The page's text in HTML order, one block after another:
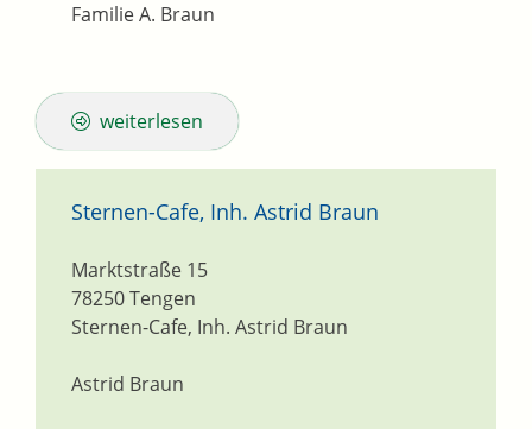
Familie A. Braun
weiterlesen
Sternen-Cafe, Inh. Astrid Braun
Sternen-Cafe, Inh. Astrid Braun
Marktstraße 15
78250Tengen
Astrid Braun